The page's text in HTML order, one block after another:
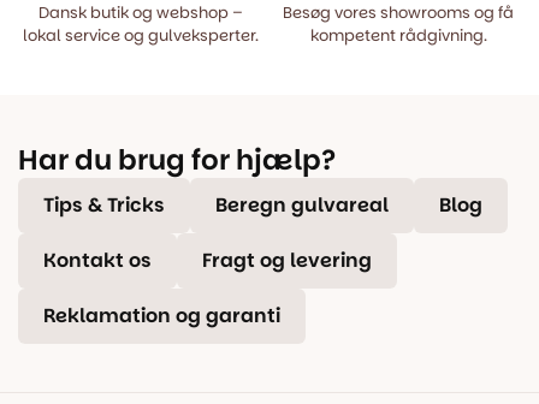
Dansk butik og webshop –
lokal service og gulveksperter.
Besøg vores showrooms og få
kompetent rådgivning.
Har du brug for hjælp?
Tips & Tricks Beregn gulvareal Blog
Kontakt os Fragt og levering
Reklamation og garanti